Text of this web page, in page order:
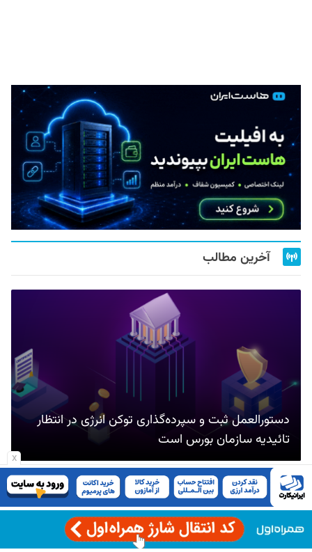
x
آخرین مطالب
دستورالعمل ثبت و سپرده‌گذاری توکن انرژی در انتظار
تائیدیه سازمان بورس است
گزارش شاپرک: تعداد تراکنش‌های تیر ماه در ۲۷ استان‌ کاهش
یافت
سرخط اخبار/ ۱۷ مرداد ۱۴۰۵